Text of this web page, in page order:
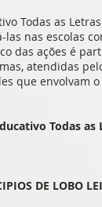
Todas as
nas escolas
das ações é
atendidas
que envolvam
Todas as
DE LOBO